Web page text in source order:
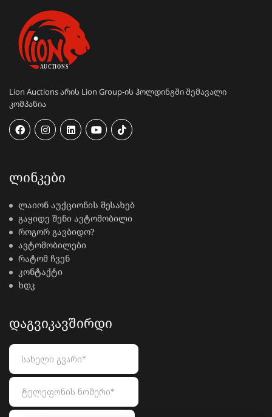
Lion Auctions არის Lion Group-ის ჰოლდინგში შემავალი
კომპანია
ᲚᲘᲜᲙᲔᲑᲘ
ლაიონ აუქციონის შესახებ
გაყიდე შენი ავტომობილი
როგორ გავბიდო?
ავტომობილები
რატომ ჩვენ
კონტაქტი
ხდკ
ᲓᲐᲒᲕᲘᲙᲐᲕᲨᲘᲠᲓᲘ